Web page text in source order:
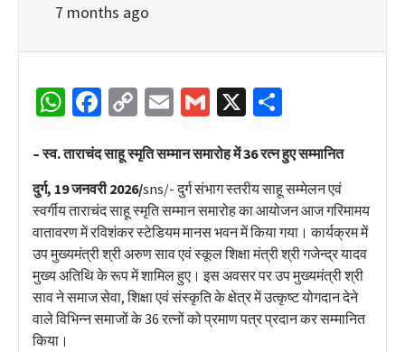
7 months ago
WhatsApp
Facebook
CopyEmailGmail
X
– स्व. ताराचंद साहू स्मृति सम्मान समारोह में 36 रत्न हुए सम्मानित
दुर्ग, 19 जनवरी 2026/sns/- दुर्ग संभाग स्तरीय साहू सम्मेलन एवं
स्वर्गीय ताराचंद साहू स्मृति सम्मान समारोह का आयोजन आज गरिमामय
वातावरण में रविशंकर स्टेडियम मानस भवन में किया गया। कार्यक्रम में
उप मुख्यमंत्री श्री अरुण साव एवं स्कूल शिक्षा मंत्री श्री गजेन्द्र यादव
मुख्य अतिथि के रूप में शामिल हुए। इस अवसर पर उप मुख्यमंत्री श्री
साव ने समाज सेवा, शिक्षा एवं संस्कृति के क्षेत्र में उत्कृष्ट योगदान देने
वाले विभिन्न समाजों के 36 रत्नों को प्रमाण पत्र प्रदान कर सम्मानित
किया।